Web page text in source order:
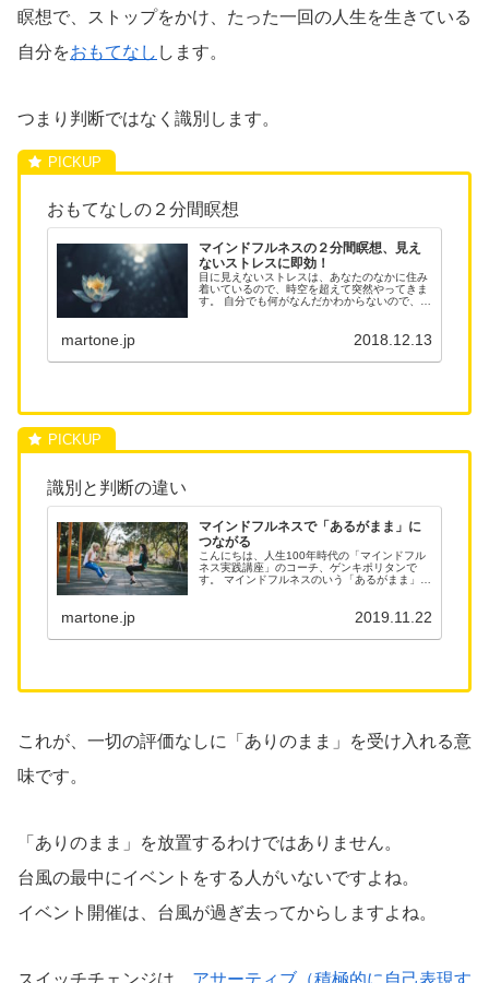
瞑想で、ストップをかけ、たった一回の人生を生きている
自分をおもてなし します。
つまり判断ではなく識別します。
おもてなしの２分間瞑想
マインドフルネスの２分間瞑想、見え
ないストレスに即効！
目に見えないストレスは、あなたのなかに住み
着いているので、時空を超えて突然やってきま
す。 自分でも何がなんだかわからないので、イ
martone.jp 2018.12.13
識別と判断の違い
マインドフルネスで「あるがまま」に
つながる
こんにちは、人生100年時代の「マインドフル
ネス実践講座」のコーチ、ゲンキポリタンで
す。 マインドフルネスのいう「あるがまま」を
も、自分の嫌なことも受け入れ...
martone.jp 2019.11.22
これが、一切の評価なしに「ありのまま」を受け入れる意
味です。
「ありのまま」を放置するわけではありません。
台風の最中にイベントをする人がいないですよね。
イベント開催は、台風が過ぎ去ってからしますよね。
スイッチチェンジは、 アサーティブ（積極的に自己表現す